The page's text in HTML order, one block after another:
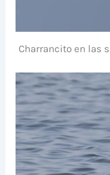
Charrancito en las